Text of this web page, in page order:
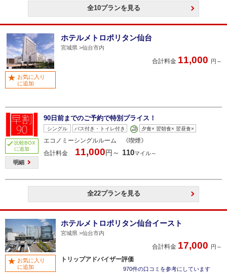
全10プランを見る
ホテルメトロポリタン仙台
宮城県 仙台市内
合計料金 11,000 円～
お気に入り
に追加
比較BOX
に追加
明細
90日前までのご予約で特別プライス！
シングル バス付き・トイレ付き 夕食× 翌朝食× 翌昼食×
エコノミーシングルルーム 《喫煙》
合計料金
11,000円～ 110マイル～
全22プランを見る
ホテルメトロポリタン仙台イースト
宮城県 仙台市内
合計料金 17,000 円～
トリップアドバイザー評価
970件の口コミを参考にしています
お気に入り
に追加